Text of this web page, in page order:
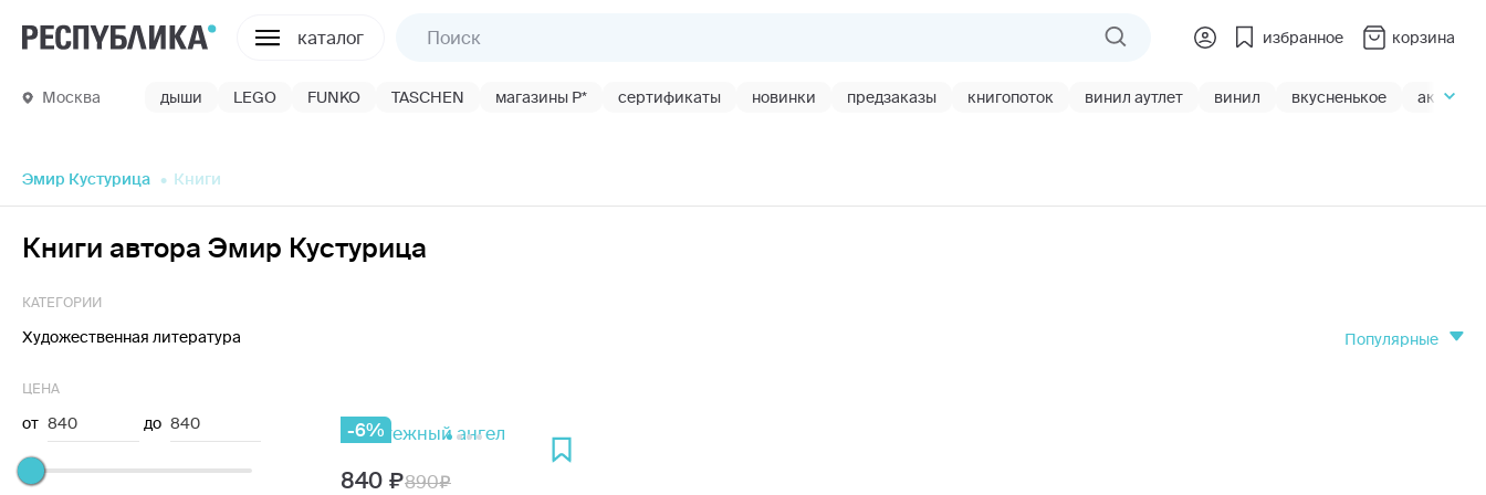
каталог избранное корзина
Москва дыши LEGO FUNKO TASCHEN магазины Р* сертификаты новинки предзаказы книгопоток винил аутлет винил вкусненькое акции
Эмир Кустурица Книги
Книги автора Эмир Кустурица
КАТЕГОРИИ
Художественная литература
ЦЕНА
от 840 до 840
популярные
-6%
840
890